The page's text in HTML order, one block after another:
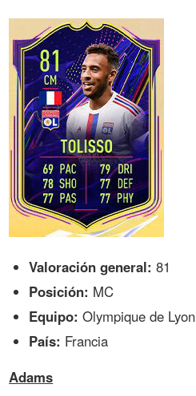
Valoración general: 81
Posición: MC
Equipo: Olympique de Lyon
País: Francia
Adams